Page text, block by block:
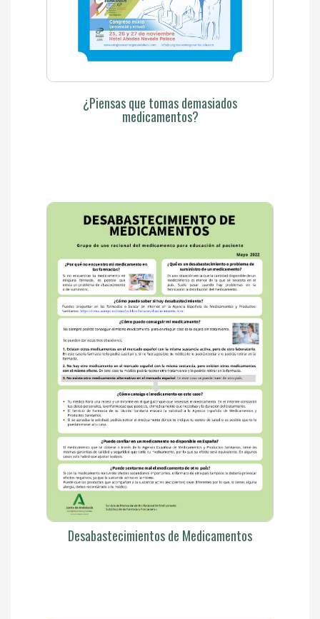
¿Piensas que tomas demasiados
medicamentos?
Desabastecimientos de Medicamentos